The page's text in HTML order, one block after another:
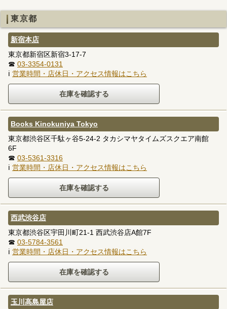
東京都
新宿本店
東京都新宿区新宿3-17-7
☎ 03-3354-0131
ℹ 営業時間・店休日・アクセス情報はこちら
Books Kinokuniya Tokyo
東京都渋谷区千駄ヶ谷5-24-2 タカシマヤタイムズスクエア南館
6F
☎ 03-5361-3316
ℹ 営業時間・店休日・アクセス情報はこちら
西武渋谷店
東京都渋谷区宇田川町21-1 西武渋谷店A館7F
☎ 03-5784-3561
ℹ 営業時間・店休日・アクセス情報はこちら
玉川高島屋店